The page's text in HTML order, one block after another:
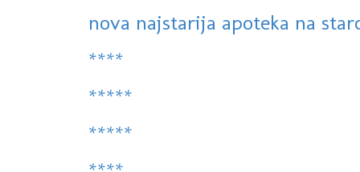
nova najstarija apoteka na
****
*****
*****